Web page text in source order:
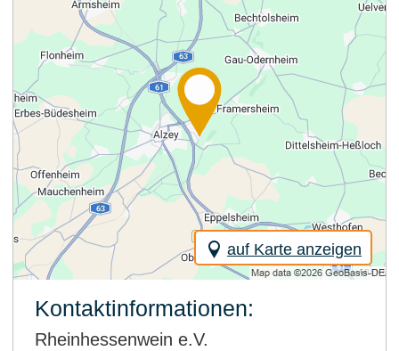
auf Karte anzeigen
Kontaktinformationen:
Rheinhessenwein e.V.